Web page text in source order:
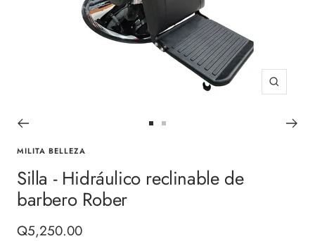
Zoom
diapositiva
diapositiva
MILITA BELLEZA
Silla - Hidráulico reclinable de
barbero Rober
Precio
Q5,250.00